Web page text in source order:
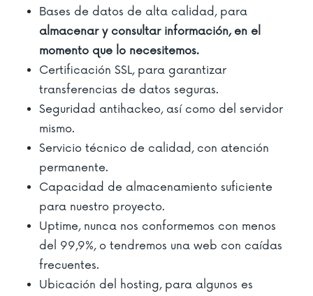
Bases de datos de alta calidad, para
almacenar y consultar información, en el
momento que lo necesitemos.
Certificación SSL, para garantizar
transferencias de datos seguras.
Seguridad antihackeo, así como del servidor
mismo.
Servicio técnico de calidad, con atención
permanente.
Capacidad de almacenamiento suficiente
para nuestro proyecto.
Uptime, nunca nos conformemos con menos
del 99,9%, o tendremos una web con caídas
frecuentes.
Ubicación del hosting, para algunos es